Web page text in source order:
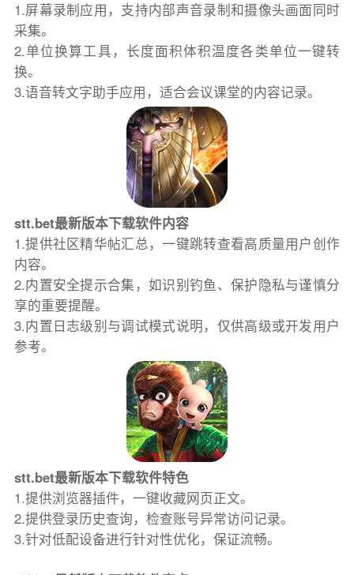
1.屏幕录制应用，支持内部声音录制和摄像头画面同时
采集。
2.单位换算工具，长度面积体积温度各类单位一键转
换。
3.语音转文字助手应用，适合会议课堂的内容记录。
stt.bet最新版本下载软件内容
1.提供社区精华帖汇总，一键跳转查看高质量用户创作
内容。
2.内置安全提示合集，如识别钓鱼、保护隐私与谨慎分
享的重要提醒。
3.内置日志级别与调试模式说明，仅供高级或开发用户
参考。
stt.bet最新版本下载软件特色
1.提供浏览器插件，一键收藏网页正文。
2.提供登录历史查询，检查账号异常访问记录。
3.针对低配设备进行针对性优化，保证流畅。